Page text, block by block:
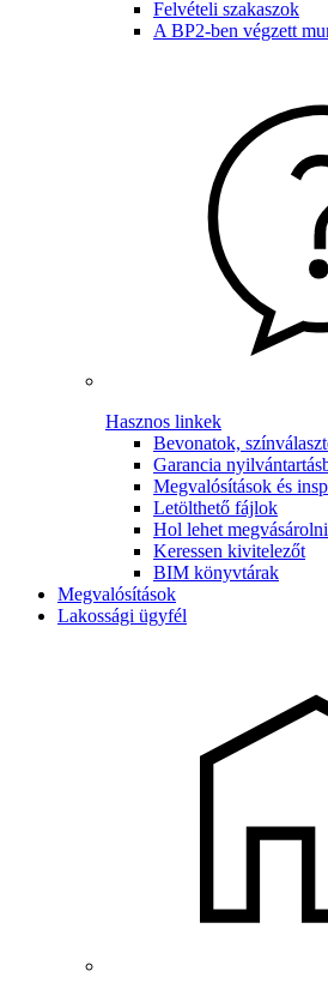
Felvételi szakaszok
A BP2-ben végzett
Hasznos linkek
Bevonatok,
Garancia
Megvalósítások és
Letölthető fájlok
Hol lehet
Keressen kivitelezőt
BIM könyvtárak
Megvalósítások
Lakossági ügyfél